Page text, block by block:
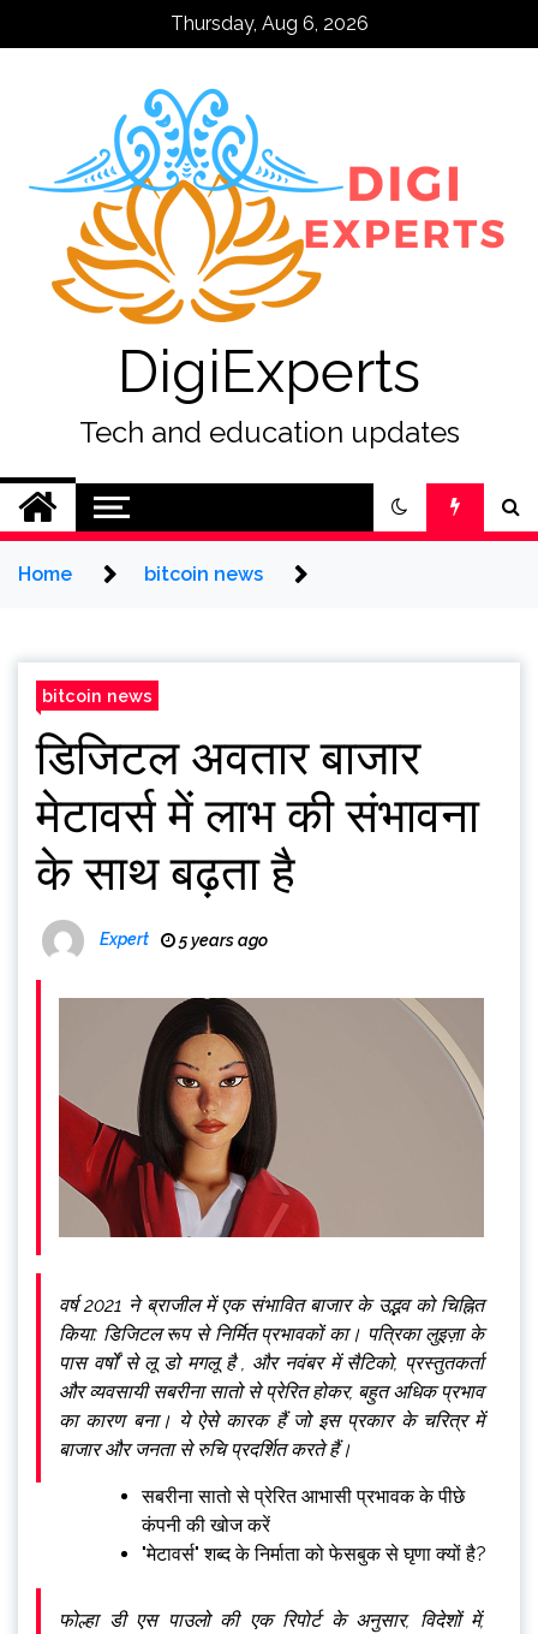
Thursday, Aug 6, 2026
DigiExperts
Tech and education updates
Home bitcoin news
bitcoin news
डिजिटल अवतार बाजार
मेटावर्स में लाभ की संभावना
के साथ बढ़ता है
Expert 5 years ago
वर्ष 2021 ने ब्राजील में एक संभावित बाजार के उद्भव को चिह्नित
किया: डिजिटल रूप से निर्मित प्रभावकों का। पत्रिका लुइज़ा के
पास वर्षों से लू डो मगलू है , और नवंबर में सैटिको, प्रस्तुतकर्ता
और व्यवसायी सबरीना सातो से प्रेरित होकर, बहुत अधिक प्रभाव
का कारण बना। ये ऐसे कारक हैं जो इस प्रकार के चरित्र में
बाजार और जनता से रुचि प्रदर्शित करते हैं।
सबरीना सातो से प्रेरित आभासी प्रभावक के पीछे
कंपनी की खोज करें
"मेटावर्स" शब्द के निर्माता को फेसबुक से घृणा क्यों है?
फोल्हा डी एस पाउलो की एक रिपोर्ट के अनुसार, विदेशों में,